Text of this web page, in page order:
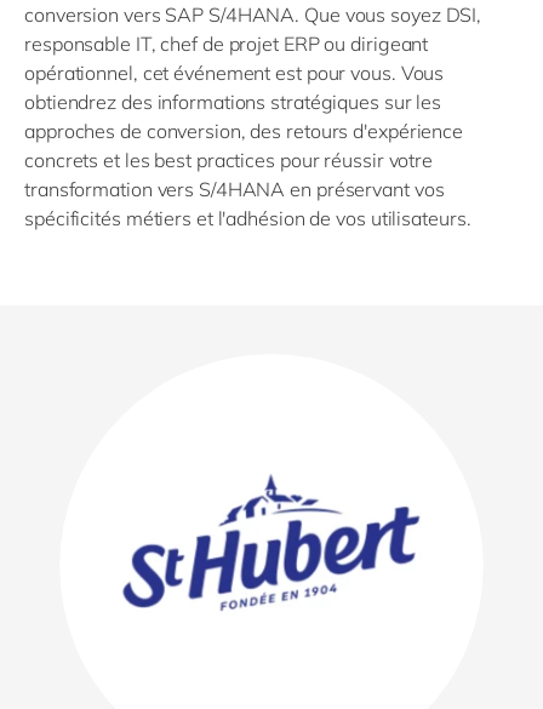
conversion vers SAP S/4HANA. Que vous soyez DSI,
responsable IT, chef de projet ERP ou dirigeant
opérationnel, cet événement est pour vous. Vous
obtiendrez des informations stratégiques sur les
approches de conversion, des retours d'expérience
concrets et les best practices pour réussir votre
transformation vers S/4HANA en préservant vos
spécificités métiers et l'adhésion de vos utilisateurs.